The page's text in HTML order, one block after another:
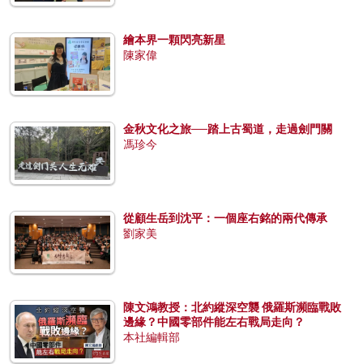
繪本界一顆閃亮新星
陳家偉
金秋文化之旅──踏上古蜀道，走過劍門關
馮珍今
從顧生岳到沈平：一個座右銘的兩代傳承
劉家美
陳文鴻教授：北約縱深空襲 俄羅斯瀕臨戰敗
邊緣？中國零部件能左右戰局走向？
本社編輯部